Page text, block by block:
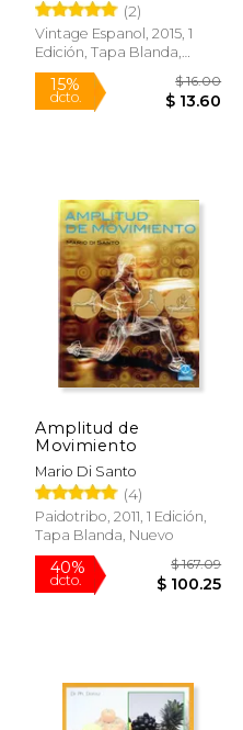
(2)
Vintage Espanol, 2015, 1
Edición, Tapa Blanda,
Nuevo
15%
dcto.
Amplitud de
Movimiento
Mario Di Santo
(4)
Paidotribo, 2011, 1 Edición,
Tapa Blanda, Nuevo